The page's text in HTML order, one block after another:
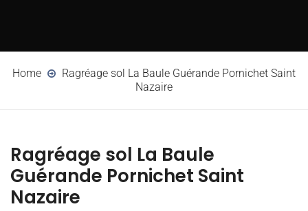
Home
Ragréage sol La Baule Guérande Pornichet Saint
Nazaire
Ragréage sol La Baule
Guérande Pornichet Saint
Nazaire